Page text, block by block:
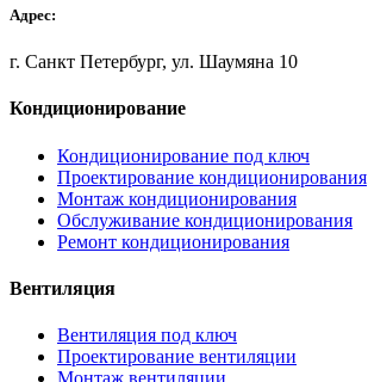
Адрес:
г. Санкт Петербург, ул. Шаумяна 10
Кондиционирование
Кондиционирование под ключ
Проектирование кондиционирования
Монтаж кондиционирования
Обслуживание кондиционирования
Ремонт кондиционирования
Вентиляция
Вентиляция под ключ
Проектирование вентиляции